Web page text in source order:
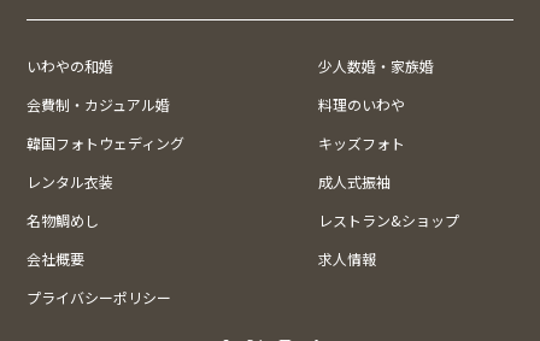
いわやの和婚
少人数婚・家族婚
会費制・カジュアル婚
料理のいわや
韓国フォトウェディング
キッズフォト
レンタル衣装
成人式振袖
名物鯛めし
レストラン&ショップ
会社概要
求人情報
プライバシーポリシー